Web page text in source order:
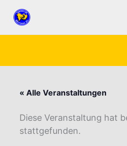
Inhalt
« Alle Veranstaltungen
Diese Veranstaltung hat
stattgefunden.